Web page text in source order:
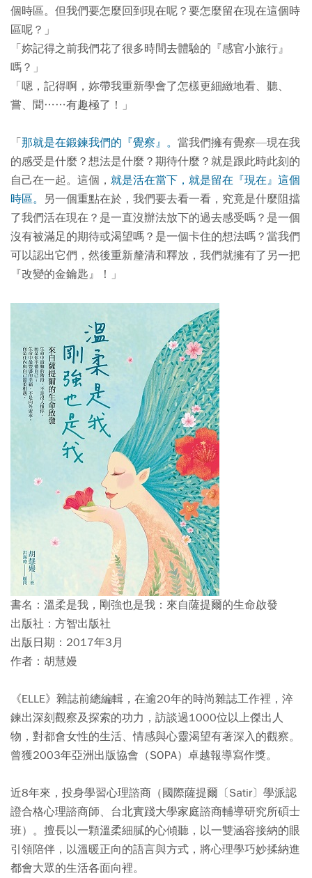
個時區。但我們要怎麼回到現在呢？要怎麼留在現在這個時
區呢？」
「妳記得之前我們花了很多時間去體驗的『感官小旅行』
嗎？」
「嗯，記得啊，妳帶我重新學會了怎樣更細緻地看、聽、
嘗、聞……有趣極了！」
「 那就是在鍛鍊我們的『覺察』。 當我們擁有覺察—現在我
的感受是什麼？想法是什麼？期待什麼？就是跟此時此刻的
自己在一起。這個， 就是活在當下，就是留在『現在』這個
時區。 另一個重點在於，我們要去看一看，究竟是什麼阻擋
了我們活在現在？是一直沒辦法放下的過去感受嗎？是一個
沒有被滿足的期待或渴望嗎？是一個卡住的想法嗎？當我們
可以認出它們，然後重新釐清和釋放，我們就擁有了另一把
『改變的金鑰匙』！」
書名： 溫柔是我，剛強也是我：來自薩提爾的生命啟發
出版社： 方智出版社
出版日期： 2017年3月
作者： 胡慧嫚
《ELLE》雜誌前總編輯，在逾20年的時尚雜誌工作裡，淬
鍊出深刻觀察及探索的功力，訪談過1000位以上傑出人
物，對都會女性的生活、情感與心靈渴望有著深入的觀察。
曾獲2003年亞洲出版協會（SOPA）卓越報導寫作獎。
近8年來，投身學習心理諮商（國際薩提爾〔Satir〕學派認
證合格心理諮商師、台北實踐大學家庭諮商輔導研究所碩士
班）。擅長以一顆溫柔細膩的心傾聽，以一雙涵容接納的眼
引領陪伴，以溫暖正向的語言與方式，將心理學巧妙揉納進
都會大眾的生活各面向裡。